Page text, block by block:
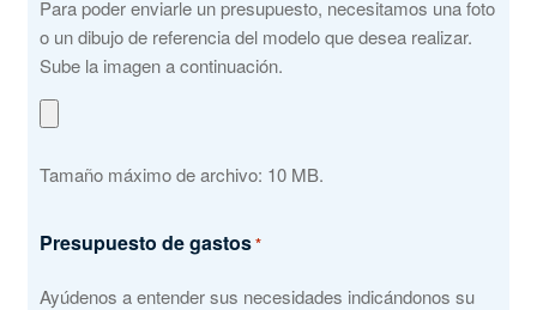
Para poder enviarle un presupuesto, necesitamos una foto
o un dibujo de referencia del modelo que desea realizar.
Sube la imagen a continuación.
Tamaño máximo de archivo: 10 MB.
Presupuesto de gastos*
Ayúdenos a entender sus necesidades indicándonos su